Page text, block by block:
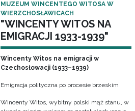
MUZEUM WINCENTEGO WITOSA W
WIERZCHOSŁAWICACH
"WINCENTY WITOS NA
EMIGRACJI 1933-1939"
Wincenty Witos na emigracji w
Czechosłowacji (1933–1939)
Emigracja polityczna po procesie brzeskim
Wincenty Witos, wybitny polski mąż stanu, w